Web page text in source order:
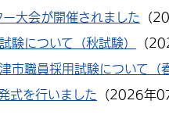
大会が開催されました （
験について（秋試験） （
市職員採用試験について（
式を行いました （2026年